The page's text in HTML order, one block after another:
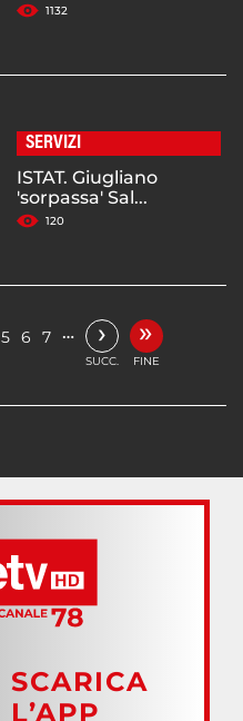
1132
SERVIZI
ISTAT. Giugliano
'sorpassa' Sal...
120
5 6 7 … ›
SUCC.
»
FINE
SCARICA
L’APP